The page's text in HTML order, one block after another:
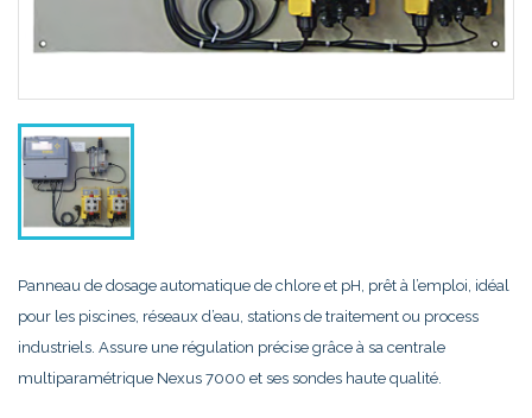
Panneau de dosage automatique de chlore et pH, prêt à l’emploi, idéal
pour les piscines, réseaux d’eau, stations de traitement ou process
industriels. Assure une régulation précise grâce à sa centrale
multiparamétrique Nexus 7000 et ses sondes haute qualité.